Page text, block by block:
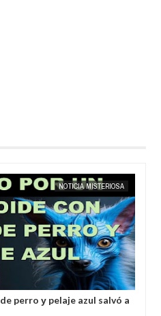
MAY 25,
NOTICIA MISTERIOSA
perro у pelaje azul salvó a